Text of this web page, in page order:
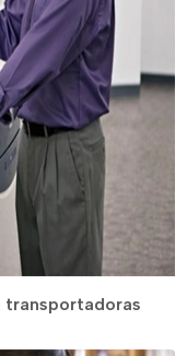
transportadoras